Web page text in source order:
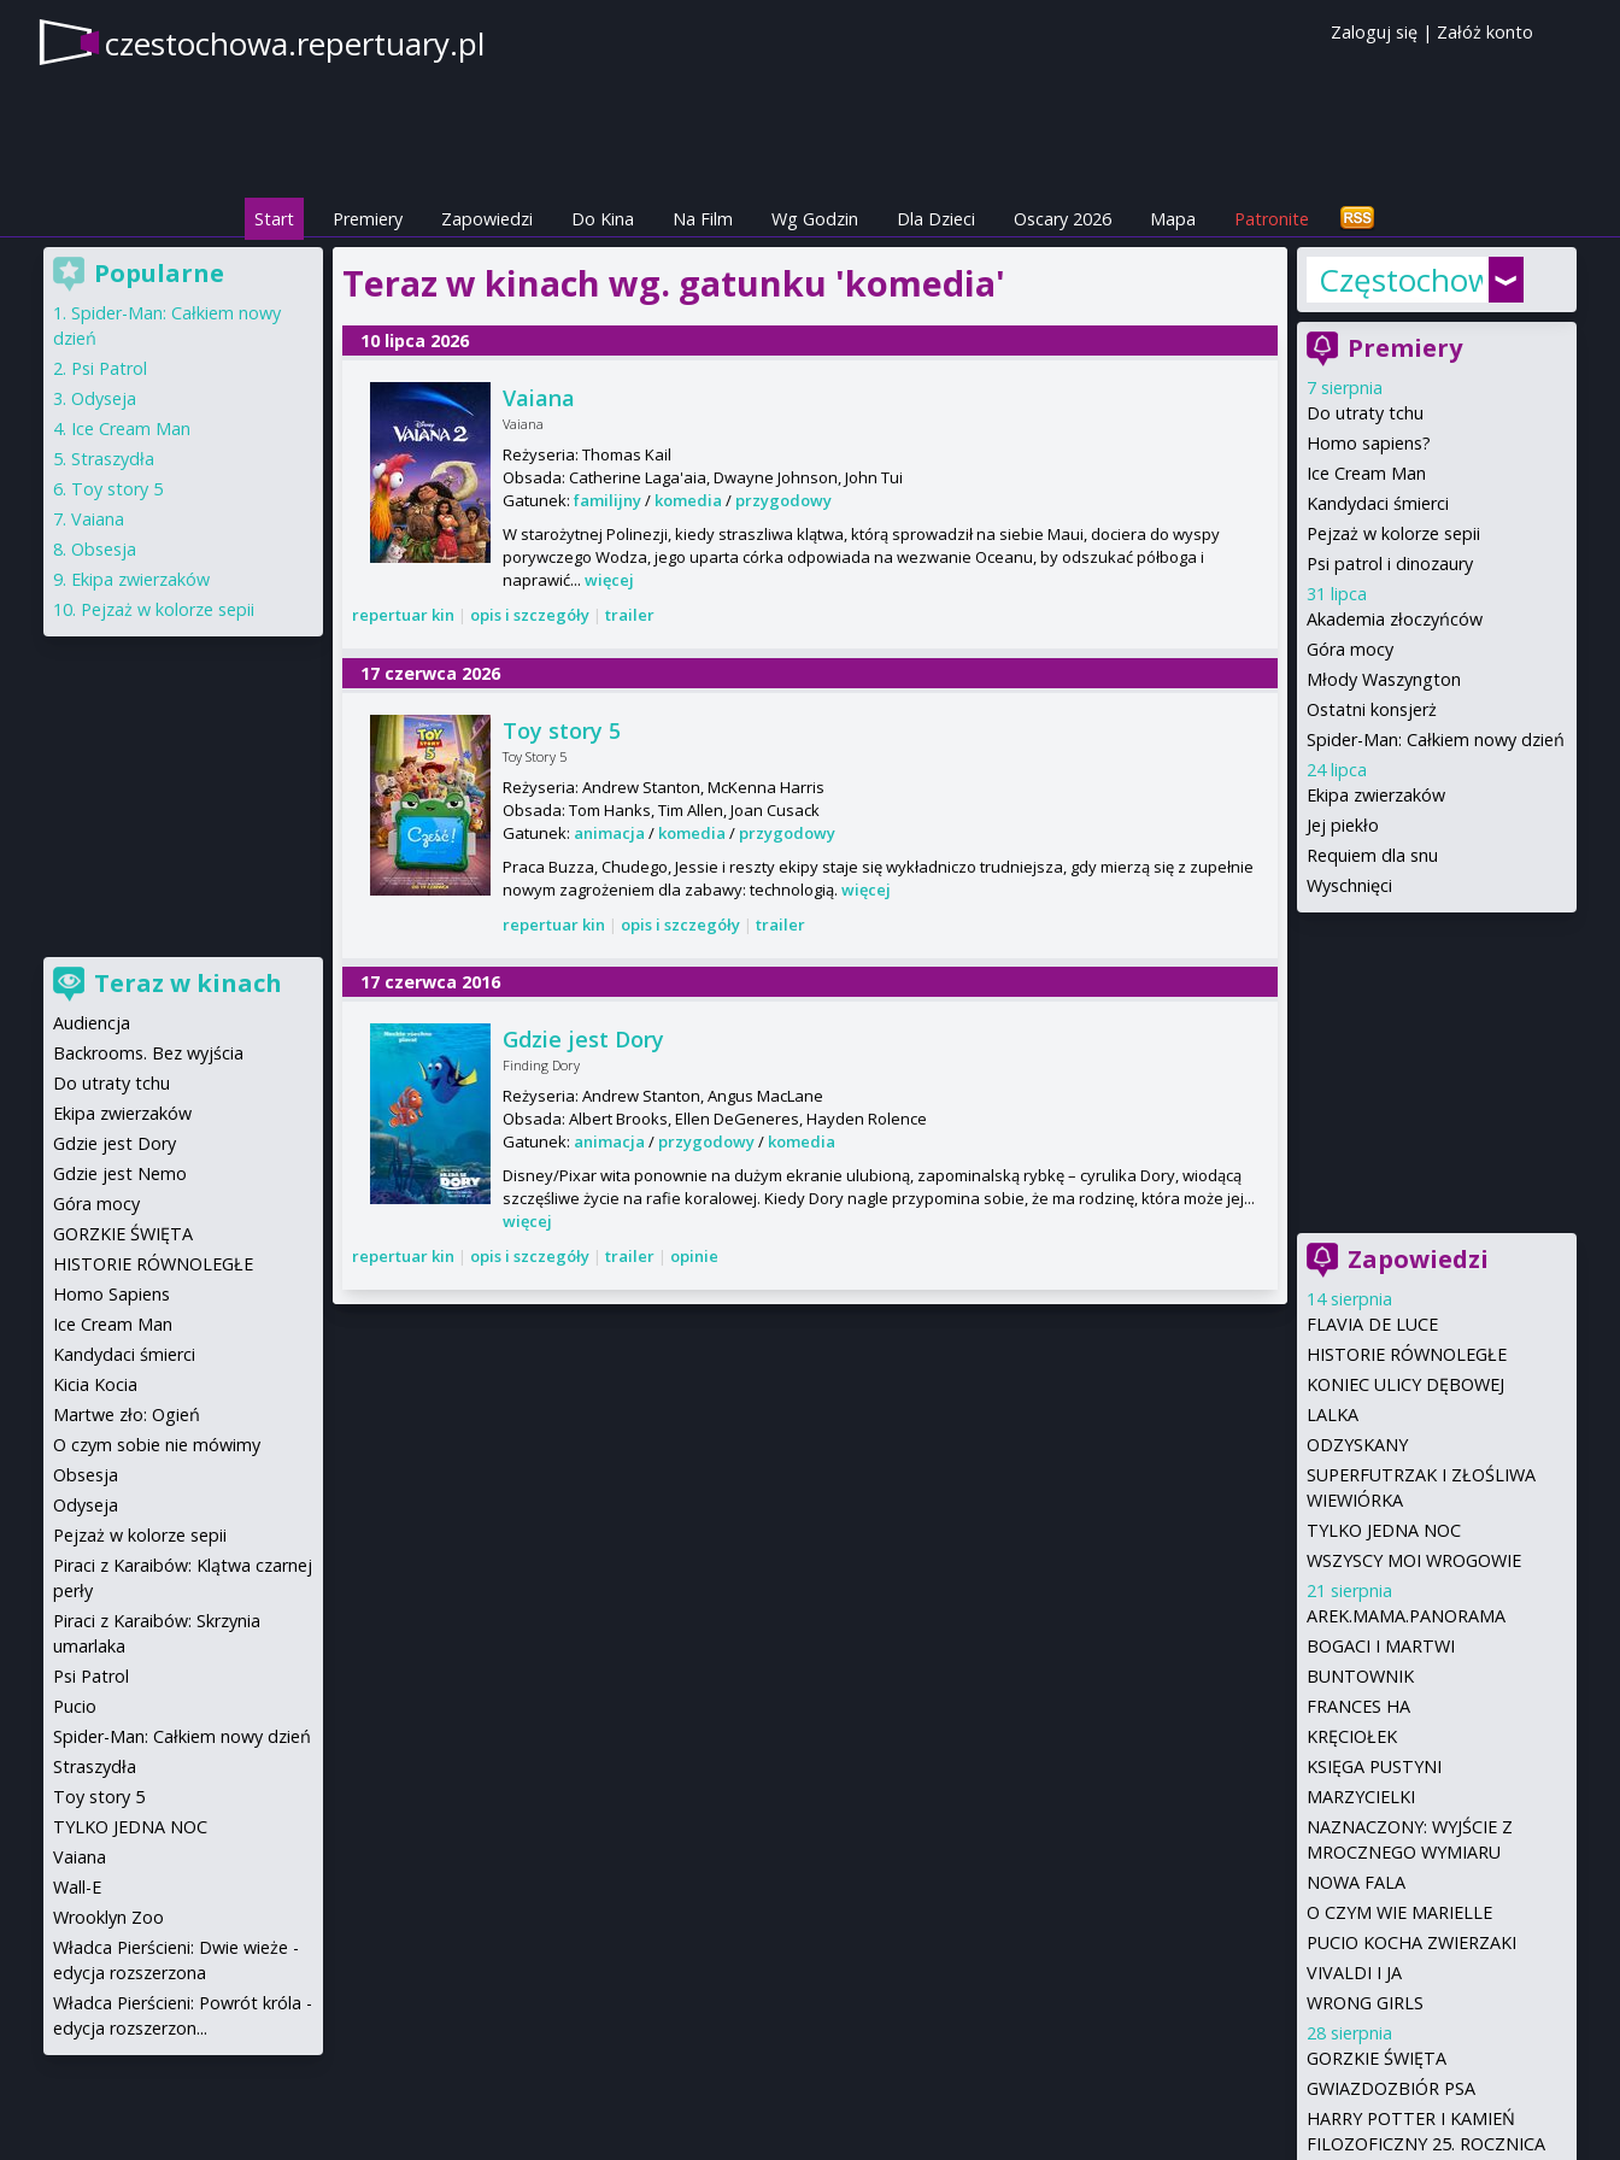
czestochowa.repertuary.pl Zaloguj się | Załóż konto
Start Premiery Zapowiedzi Do Kina Na Film Wg Godzin Dla Dzieci Oscary 2026 Mapa Patronite
Teraz w kinach wg. gatunku 'komedia'
10 lipca 2026
Vaiana
Vaiana
Reżyseria: Thomas Kail
Obsada: Catherine Laga'aia, Dwayne Johnson, John Tui
Gatunek:familijny/ komedia / przygodowy
W starożytnej Polinezji, kiedy straszliwa klątwa, którą sprowadził na siebie Maui, dociera do wyspy
porywczego Wodza, jego uparta córka odpowiada na wezwanie Oceanu, by odszukać półboga i
naprawić...więcej
repertuar kin | opis i szczegóły |trailer
17 czerwca 2026
Toy story 5
Toy Story 5
Reżyseria: Andrew Stanton, McKenna Harris
Obsada: Tom Hanks, Tim Allen, Joan Cusack
Gatunek: animacja / komedia / przygodowy
Praca Buzza, Chudego, Jessie i reszty ekipy staje się wykładniczo trudniejsza, gdy mierzą się z zupełnie
nowym zagrożeniem dla zabawy: technologią.więcej
repertuar kin | opis i szczegóły |trailer
17 czerwca 2016
Gdzie jest Dory
Finding Dory
Reżyseria: Andrew Stanton, Angus MacLane
Obsada: Albert Brooks, Ellen DeGeneres, Hayden Rolence
Gatunek: animacja / przygodowy/ komedia
Disney/Pixar wita ponownie na dużym ekranie ulubioną, zapominalską rybkę – cyrulika Dory, wiodącą
szczęśliwe życie na rafie koralowej. Kiedy Dory nagle przypomina sobie, że ma rodzinę, która może jej...
więcej
repertuar kin | opis i szczegóły |trailer | opinie
Częstochowa
Premiery
7 sierpnia
Do utraty tchu
Homo sapiens?
Ice Cream Man
Kandydaci śmierci
Pejzaż w kolorze sepii
Psi patrol i dinozaury
31 lipca
Akademia złoczyńców
Góra mocy
Młody Waszyngton
Ostatni konsjerż
Spider-Man: Całkiem nowy dzień
24 lipca
Ekipa zwierzaków
Jej piekło
Requiem dla snu
Wyschnięci
Zapowiedzi
14 sierpnia
FLAVIA DE LUCE
HISTORIE RÓWNOLEGŁE
KONIEC ULICY DĘBOWEJ
LALKA
ODZYSKANY
SUPERFUTRZAK I ZŁOŚLIWA
WIEWIÓRKA
TYLKO JEDNA NOC
WSZYSCY MOI WROGOWIE
21 sierpnia
AREK.MAMA.PANORAMA
BOGACI I MARTWI
BUNTOWNIK
FRANCES HA
KRĘCIOŁEK
KSIĘGA PUSTYNI
MARZYCIELKI
NAZNACZONY: WYJŚCIE Z
MROCZNEGO WYMIARU
NOWA FALA
O CZYM WIE MARIELLE
PUCIO KOCHA ZWIERZAKI
VIVALDI I JA
WRONG GIRLS
28 sierpnia
GORZKIE ŚWIĘTA
GWIAZDOZBIÓR PSA
HARRY POTTER I KAMIEŃ
FILOZOFICZNY 25. ROCZNICA
Popularne
Spider-Man: Całkiem nowy
dzień
Psi Patrol
Odyseja
Ice Cream Man
Straszydła
Toy story 5
Vaiana
Obsesja
Ekipa zwierzaków
Pejzaż w kolorze sepii
Teraz w kinach
Audiencja
Backrooms. Bez wyjścia
Do utraty tchu
Ekipa zwierzaków
Gdzie jest Dory
Gdzie jest Nemo
Góra mocy
GORZKIE ŚWIĘTA
HISTORIE RÓWNOLEGŁE
Homo Sapiens
Ice Cream Man
Kandydaci śmierci
Kicia Kocia
Martwe zło: Ogień
O czym sobie nie mówimy
Obsesja
Odyseja
Pejzaż w kolorze sepii
Piraci z Karaibów: Klątwa czarnej
perły
Piraci z Karaibów: Skrzynia
umarlaka
Psi Patrol
Pucio
Spider-Man: Całkiem nowy dzień
Straszydła
Toy story 5
TYLKO JEDNA NOC
Vaiana
Wall-E
Wrooklyn Zoo
Władca Pierścieni: Dwie wieże -
edycja rozszerzona
Władca Pierścieni: Powrót króla -
edycja rozszerzon...